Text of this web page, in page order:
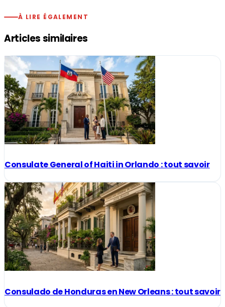
À LIRE ÉGALEMENT
Articles similaires
Consulate General of Haiti in Orlando : tout savoir
Consulado de Honduras en New Orleans : tout savoir